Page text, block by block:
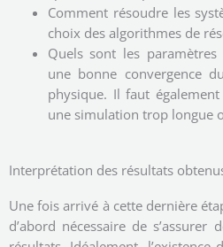
Comment résoudre les
choix des algorithmes de
Quels sont les paramètres
une bonne convergence
physique. Il faut
une simulation trop longue
Interprétation des résultats
Une fois arrivé à cette dernière
d’abord nécessaire de s’assurer